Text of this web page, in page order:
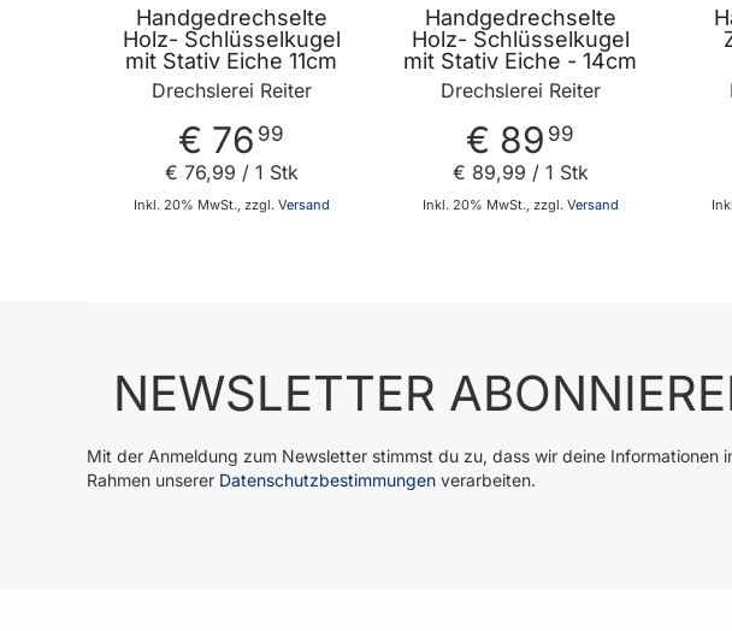
Handgedrechselte
Holz- Schlüsselkugel
mit Stativ Eiche 11cm
Drechslerei Reiter
€ 76 99
Inkl. 20% MwSt., zzgl. Versand
€ 76,99 / 1 Stk
Handgedrechselte
Holz- Schlüsselkugel
mit Stativ Eiche - 14cm
Drechslerei Reiter
€ 89 99
Inkl. 20% MwSt., zzgl. Versand
€ 89,99 / 1 Stk
NEWSLETTER
Mit der Anmeldung zum Newsletter stimmst du zu, dass wir deine Informationen
Rahmen unserer Datenschutzbestimmungen verarbeiten.